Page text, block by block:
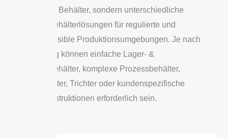
„den einen“ Behälter, sondern unterschiedliche
Edelstahlbehälterlösungen für regulierte und
hygienesensible Produktionsumgebungen. Je nach
Anwendung können einfache Lager- &
Transportbehälter, komplexe Prozessbehälter,
Druckbehälter, Trichter oder kundenspezifische
Sonderkonstruktionen erforderlich sein.